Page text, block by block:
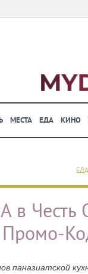
МЕСТА ЕДА КИНО
ЕДА
в
Промо-
паназиатской